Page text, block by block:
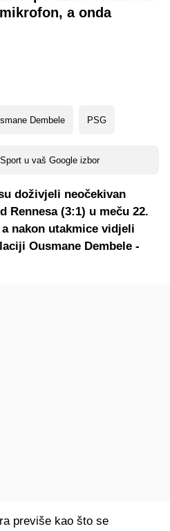
a onda
Dembele PSG
u vaš Google izbor
doživjeli neočekivan
Rennesa (3:1) u meču 22.
nakon utakmice vidjeli
Ousmane Dembele -
previše kao što se